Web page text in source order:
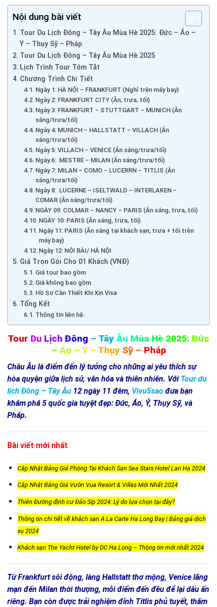
Nội dung bài viết
Tour Du Lịch Đông – Tây Âu Mùa Hè 2025: Đức – Áo –
Ý – Thụy Sỹ – Pháp
Tour Du Lịch Đông – Tây Âu Mùa Hè 2025
Lịch Trình Tour Tóm Tắt
Chương Trình Chi Tiết
Ngày 1: HÀ NỘI – FRANKFURT (Nghỉ trên máy bay)
Ngày 2: FRANKFURT CITY (Ăn, trưa, tối)
Ngày 3: FRANKFURT – STUTTGART – MUNICH (Ăn
sáng/trưa/tối)
Ngày 4: MUNICH – HALLSTATT – VILLACH (Ăn
sáng/trưa/tối)
Ngày 5: VILLACH – VENICE (Ăn sáng/trưa/tối)
Ngày 6: MESTRE – MILAN (Ăn sáng/trưa/tối)
Ngày 7: MILAN – COMO – LUCERRN – TITLIS (Ăn
sáng/trưa/tối)
Ngày 8: LUCERNE – ISELTWALD – INTERLAKEN –
COMAR (Ăn sáng/trưa/tối)
NGÀY 09: COLMAR – NANCY – PARIS (Ăn sáng, trưa, tối)
NGÀY 10: PARIS (Ăn sáng, trưa, tối)
Ngày 11: PARIS (Ăn sáng tại khách sạn, trưa + tối trên
máy bay)
Ngày 12: NỘI BÀI/ HÀ NỘI
Giá Trọn Gói Cho 01 Khách (VNĐ)
Giá tour bao gồm
Giá không bao gồm
Hồ Sơ Cần Thiết Khi Xin Visa
Tổng Kết
Thông tin liên hệ:
Tour Du Lịch Đông – Tây Âu Mùa Hè 2025: Đức
– Áo –Ý – ThụySỹ – Pháp
Châu Âu là điểm đến lý tưởng cho những ai yêu thích sự
hòa quyện giữa lịch sử, văn hóa và thiên nhiên. Với Tour du
lịch Đông – Tây Âu 12 ngày 11 đêm, Vivu5sao đưa bạn
khám phá 5 quốc gia tuyệt đẹp: Đức, Áo, Ý, Thụy Sỹ, và
Pháp.
Bài viết mới nhất
Cập Nhật Bảng Giá Phòng Tại Khách Sạn Sea Stars Hotel Lan Hạ 2024
Cập Nhật Bảng Giá Vườn Vua Resort & Villas Mới Nhất 2024
Thiên Đường định cư Đảo Síp 2024: Lý do lựa chọn tại đây?
Thông tin chi tiết về khách sạn A La Carte Ha Long Bay | Bảng giá dịch
vụ 2024
Khách sạn The Yacht Hotel by DC Ha Long – Thông tin mới nhất 2024
Từ Frankfurt sôi động, làng Hallstatt thơ mộng, Venice lãng
mạn đến Milan thời thượng, mỗi điểm đến đều để lại dấu ấn
riêng. Bạn còn được trải nghiệm đỉnh Titlis phủ tuyết, thăm